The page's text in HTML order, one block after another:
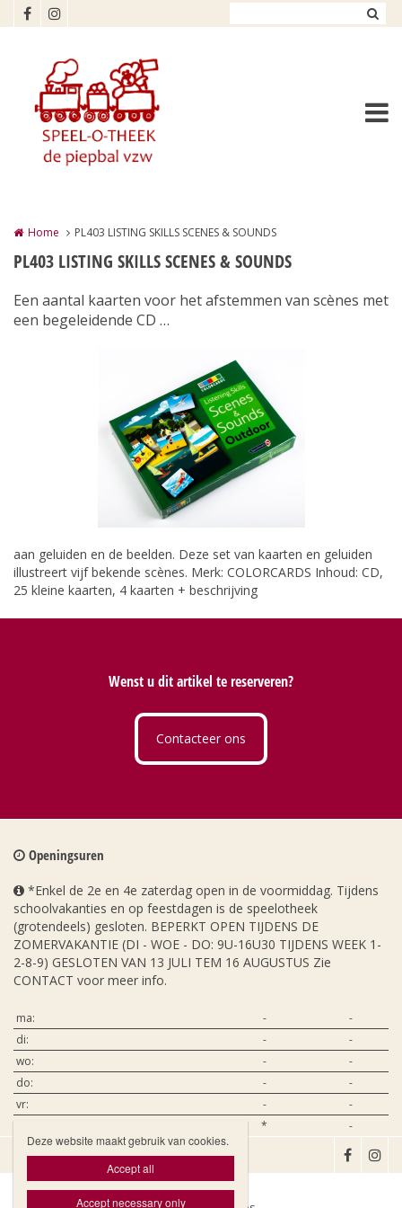
Overslaan en naar de inhoud gaan
Home PL403 LISTING SKILLS SCENES & SOUNDS
PL403 LISTING SKILLS SCENES & SOUNDS
Een aantal kaarten voor het afstemmen van scènes met
een begeleidende CD …
aan geluiden en de beelden. Deze set van kaarten en geluiden
illustreert vijf bekende scènes. Merk: COLORCARDS Inhoud: CD,
25 kleine kaarten, 4 kaarten + beschrijving
Wenst u dit artikel te reserveren?
Contacteer ons
Openingsuren
*Enkel de 2e en 4e zaterdag open in de voormiddag. Tijdens
schoolvakanties en op feestdagen is de speelotheek
(grotendeels) gesloten. BEPERKT OPEN TIJDENS DE
ZOMERVAKANTIE (DI - WOE - DO: 9U-16U30 TIJDENS WEEK 1-
2-8-9) GESLOTEN VAN 13 JULI TEM 16 AUGUSTUS Zie
CONTACT voor meer info.
ma: -
-
di:
-
-
wo:
-
-
do:
-
-
vr:
-
-
* -
Deze website maakt gebruik van cookies.
Accept all
Accept necessary only